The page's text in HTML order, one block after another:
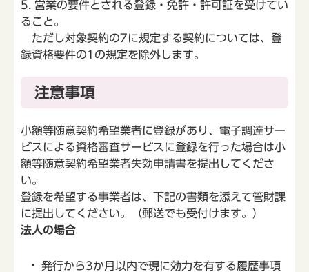
5. 営業の要件とされる登録・免許・許可証を受けてい
ること。
ただし対象契約の7に規定する契約については、登
録資格要件の1の規定を除外します。
注意事項
小額等随意契約希望業者に登録があり、電子調達サー
ビスによる資格審査サービスに登録を行った場合は小
額等随意契約希望業者失効申請書を提出してくださ
い。
登録を希望する事業者は、下記の書類を添えて管財課
に提出してください。（郵送でも受付けます。）
法人の場合
発行から3か月以内で現に効力を有する履歴事項